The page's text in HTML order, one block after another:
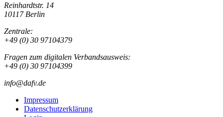
Reinhardtstr. 14
10117 Berlin
Zentrale:
+49 (0) 30 97104379
Fragen zum digitalen Verbandsausweis:
+49 (0) 30 97104399
info@dafv.de
Impressum
Datenschutzerklärung